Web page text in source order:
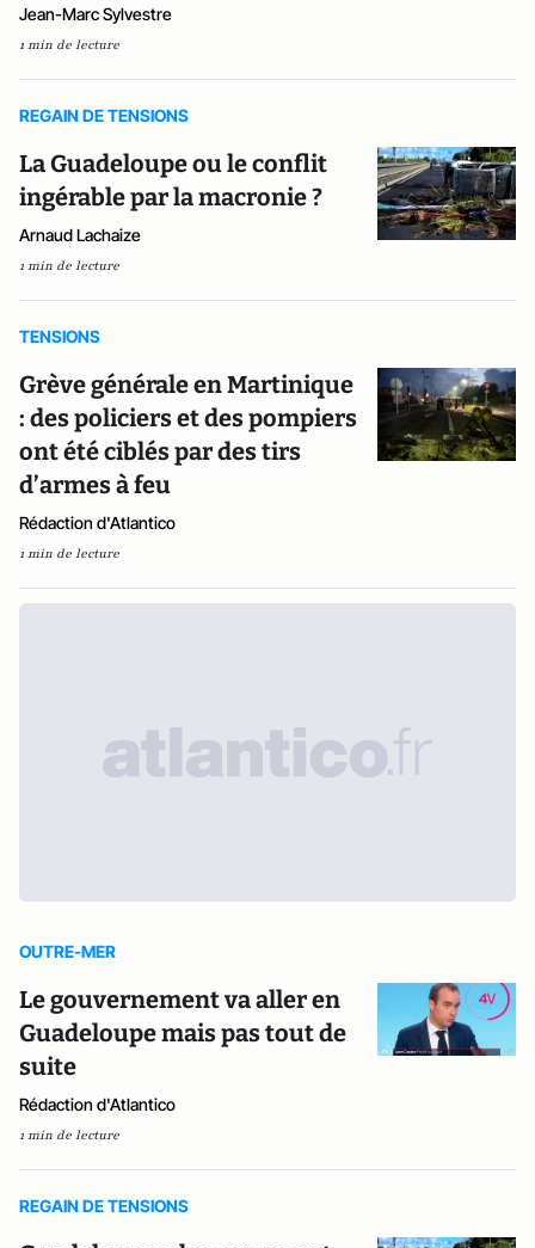
Jean-Marc Sylvestre
1 min de lecture
REGAIN DE TENSIONS
La Guadeloupe ou le conflit
ingérable par la macronie ?
Arnaud Lachaize
1 min de lecture
TENSIONS
Grève générale en Martinique
: des policiers et des pompiers
ont été ciblés par des tirs
d’armes à feu
Rédaction d'Atlantico
1 min de lecture
OUTRE-MER
Le gouvernement va aller en
Guadeloupe mais pas tout de
suite
Rédaction d'Atlantico
1 min de lecture
REGAIN DE TENSIONS